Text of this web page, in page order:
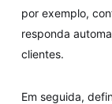
por exemplo,
responda
clientes.
Em seguida,